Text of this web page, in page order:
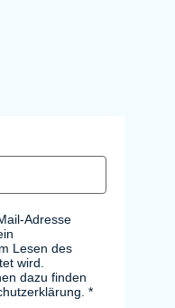
Adresse
Lesen des
wird.
dazu finden